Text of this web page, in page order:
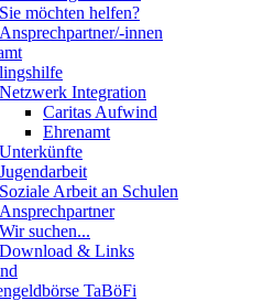
Sie möchten helfen?
Ansprechpartner/-innen
Netzwerk Integration
Caritas Aufwind
Ehrenamt
Unterkünfte
Jugendarbeit
Soziale Arbeit an Schulen
Ansprechpartner
Wir suchen...
Download & Links
TaBöFi